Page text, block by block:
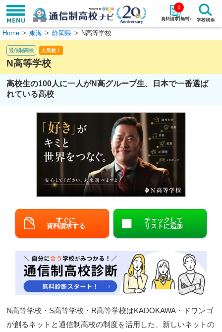
資料請求(無料)
0
学校名で探す
エリアから探す 特徴から探す
北海道・東北
北陸・甲信越
中国
閉じる
Home 東海 静岡県 N高等学校
通信制高校 人気校！
N高等学校
高校生の100人に一人がN高グループ生、日本で一番選ば
れている高校
すぐに
資料請求する
チェックして
リストに追加
N高等学校・S高等学校・R高等学校はKADOKAWA・ドワンゴ
が創るネットと通信制高校の制度を活用した、新しいネットの